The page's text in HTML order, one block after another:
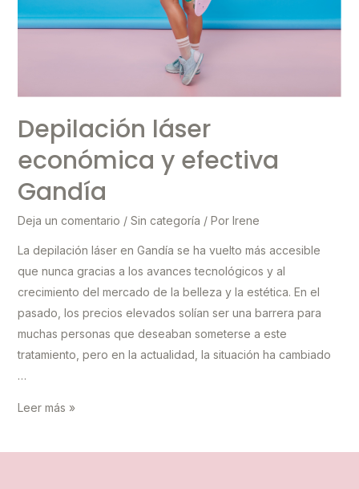
Depilación láser
económica y efectiva
Gandía
Deja un comentario / Sin categoría / Por Irene
La depilación láser en Gandía se ha vuelto más accesible
que nunca gracias a los avances tecnológicos y al
crecimiento del mercado de la belleza y la estética. En el
pasado, los precios elevados solían ser una barrera para
muchas personas que deseaban someterse a este
tratamiento, pero en la actualidad, la situación ha cambiado
…
Depilación
Leer más »